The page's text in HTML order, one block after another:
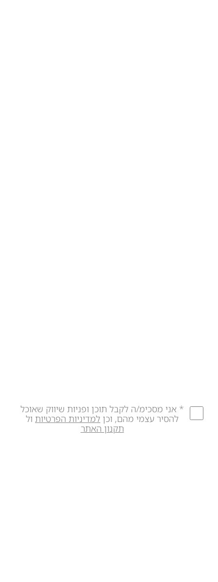
* אני מסכימ/ה לקבל תוכן ופניות שיווק שאוכל
להסיר עצמי מהם, וכן למדיניות הפרטיות
תקנון האתר